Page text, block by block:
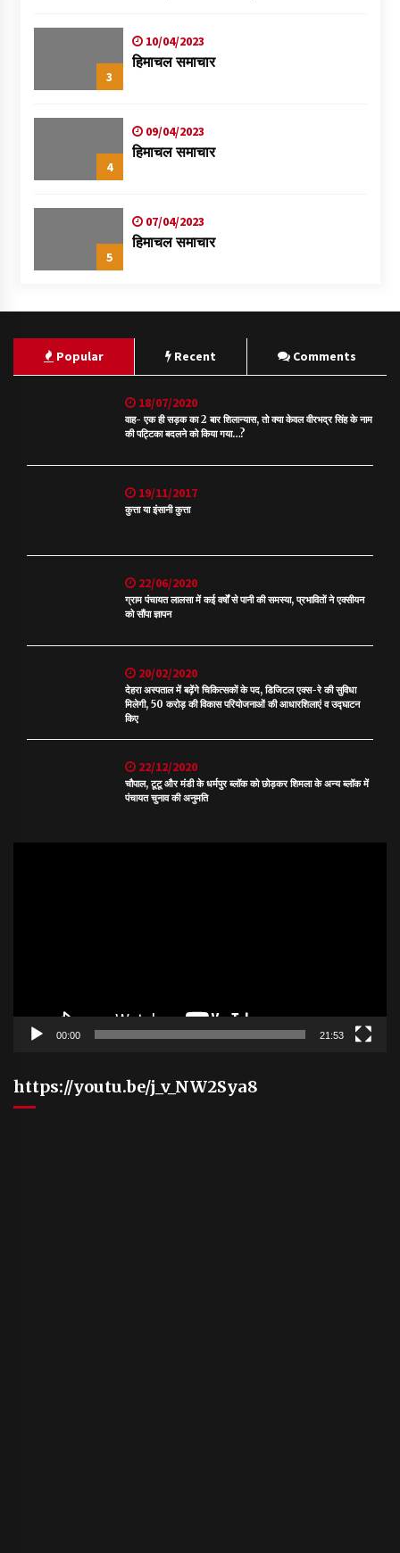
3
10/04/2023
हिमाचल समाचार
4
09/04/2023
हिमाचल समाचार
5
07/04/2023
हिमाचल समाचार
Popular Recent Comments
18/07/2020
वाह- एक ही सड़क का 2 बार शिलान्यास, तो क्या केवल वीरभद्र सिंह के नाम
की पट्टिका बदलने को किया गया…?
19/11/2017
कुत्ता या इंसानी कुत्ता
22/06/2020
ग्राम पंचायत लालसा में कई वर्षों से पानी की समस्या, प्रभावितों ने एक्सीयन
को सौंपा ज्ञापन
20/02/2020
देहरा अस्पताल में बढ़ेंगे चिकित्सकों के पद, डिजिटल एक्स-रे की सुविधा
मिलेगी, 50 करोड़ की विकास परियोजनाओं की आधारशिलाएं व उद्घाटन
किए
22/12/2020
चौपाल, टूटू और मंडी के धर्मपुर ब्लॉक को छोड़कर शिमला के अन्य ब्लॉक में
पंचायत चुनाव की अनुमति
00:00 21:53
https://youtu.be/j_v_NW2Sya8